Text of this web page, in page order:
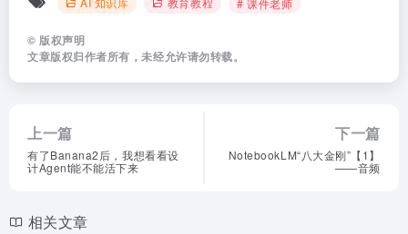
© 版权声明
文章版权归作者所有，未经允许请勿转载。
上一篇
有了Banana2后，我想看看设
计Agent能不能活下来
下一篇
NotebookLM“八大金刚”【1】
——音频
相关文章